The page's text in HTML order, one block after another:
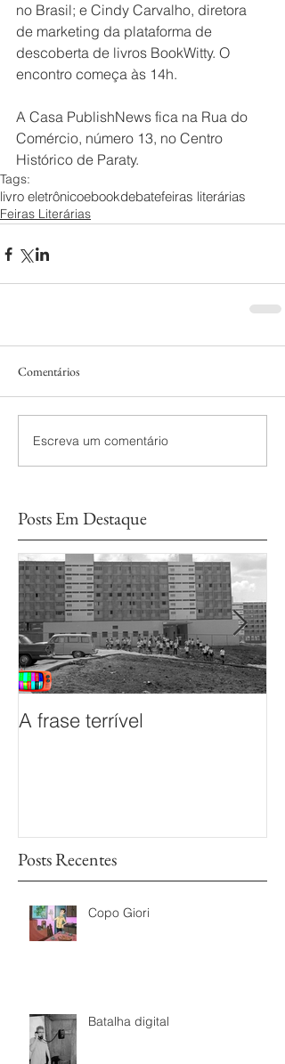
no Brasil; e Cindy Carvalho, diretora
de marketing da plataforma de
descoberta de livros BookWitty. O
encontro começa às 14h.
A Casa PublishNews fica na Rua do
Comércio, número 13, no Centro
Histórico de Paraty.
Tags:
livro eletrônicoebookdebatefeiras literárias
Feiras Literárias
Comentários
Escreva um comentário
Posts Em Destaque
A frase terrível
Posts Recentes
Copo Giori
Batalha digital